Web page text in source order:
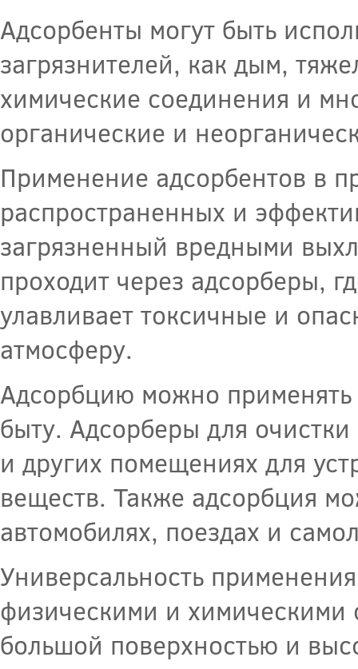
Адсорбенты могут быть
загрязнителей, как дым,
химические соединения и
органические и
Применение адсорбентов в
распространенных и
загрязненный вредными
проходит через адсорберы,
улавливает токсичные и
атмосферу.
Адсорбцию можно
быту. Адсорберы для
и других помещениях для
веществ. Также адсорбция
автомобилях, поездах и
Универсальность
физическими и химическими
большой поверхностью и